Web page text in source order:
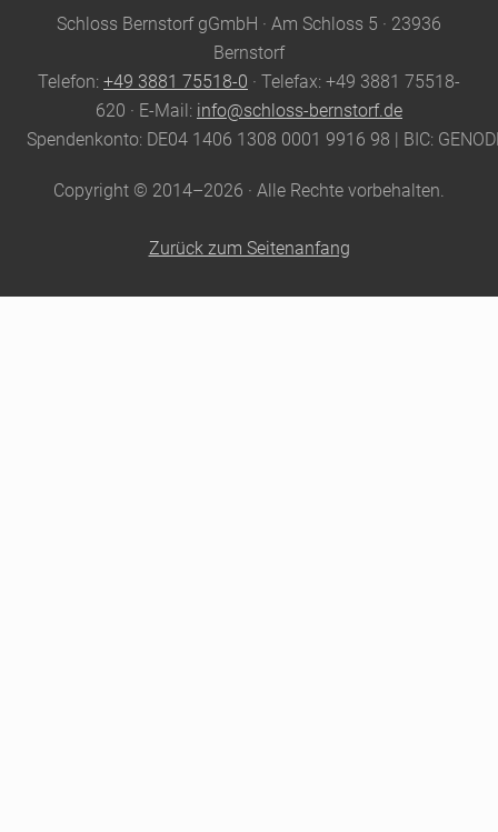
SiteSchloss Bernstorf gGmbH · Am Schloss 5 · 23936
Bernstorf
Telefon: +49 3881 75518-0 · Telefax: +49 3881 75518-
620 · E-Mail: info@schloss-bernstorf.de
Spendenkonto: DE04 1406 1308 0001 9916 98 | BIC:
Copyright © 2014–2026 · Alle Rechte vorbehalten.
Zurück zum Seitenanfang